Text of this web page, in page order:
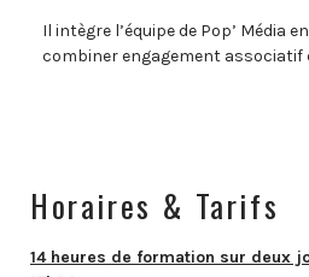
Il intègre l’équipe de Pop’ Média
combiner engagement associatif
Horaires & Tarifs
14 heures de formation sur deux